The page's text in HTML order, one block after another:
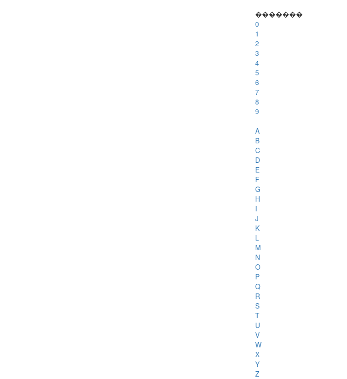
�������
0
1
2
3
4
5
6
7
8
9
A
B
C
D
E
F
G
H
I
J
K
L
M
N
O
P
Q
R
S
T
U
V
W
X
Y
Z